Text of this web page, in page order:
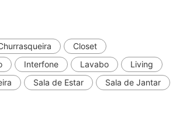
Closet
Interfone Lavabo
Living
Sala de Estar Sala de Jantar